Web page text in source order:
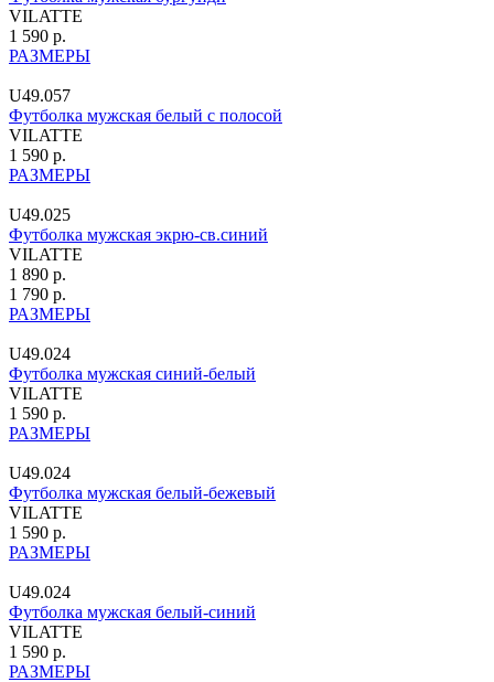
VILATTE
1 590 р.
РАЗМЕРЫ
U49.057
Футболка мужская белый с полосой
VILATTE
1 590 р.
РАЗМЕРЫ
U49.025
Футболка мужская экрю-св.синий
VILATTE
1 890 р.
1 790 р.
РАЗМЕРЫ
U49.024
Футболка мужская синий-белый
VILATTE
1 590 р.
РАЗМЕРЫ
U49.024
Футболка мужская белый-бежевый
VILATTE
1 590 р.
РАЗМЕРЫ
U49.024
Футболка мужская белый-синий
VILATTE
1 590 р.
РАЗМЕРЫ